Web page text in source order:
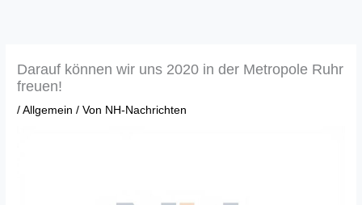
Darauf können wir uns 2020 in der Metropole Ruhr
freuen!
/Allgemein / Von NH-Nachrichten